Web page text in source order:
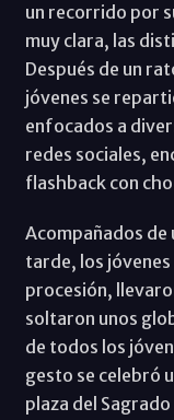
un recorrido por
muy clara, las
Después de un
jóvenes se
enfocados a
redes sociales,
flashback con
Acompañados de
tarde, los
procesión,
soltaron unos
de todos los
gesto se celebró
plaza del